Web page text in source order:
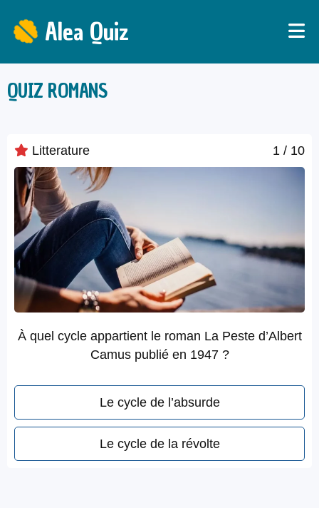
Alea Quiz
QUIZ ROMANS
Litterature 1 / 10
À quel cycle appartient le roman La Peste d’Albert
Camus publié en 1947 ?
Le cycle de la révolte
Le cycle de l’absurde